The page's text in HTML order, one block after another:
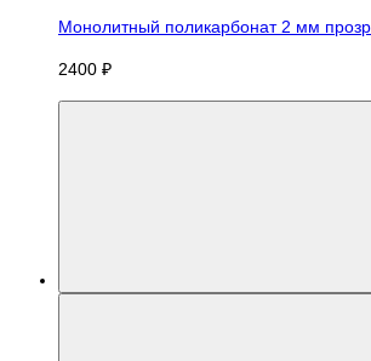
Монолитный поликарбонат 2 мм
2400 ₽